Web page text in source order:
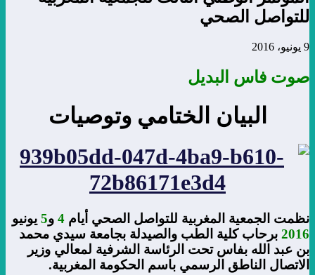
للتواصل الصحي
9 يونيو، 2016
صوت فاس البديل
البيان الختامي وتوصيات
نظمت الجمعية المغربية للتواصل الصحي أيام 4 و5 يونيو
2016 برحاب كلية الطب والصيدلة بجامعة سيدي محمد
بن عبد الله بفاس تحت الرئاسة الشرفية لمعالي وزير
الاتصال الناطق الرسمي باسم الحكومة المغربية.